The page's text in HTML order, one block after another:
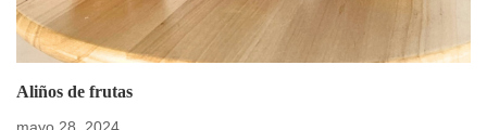
Aliños de frutas
mayo 28, 2024